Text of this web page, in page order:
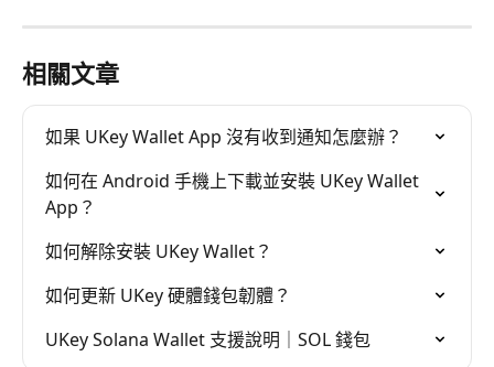
相關文章
如果 UKey Wallet App 沒有收到通知怎麼辦？
如何在 Android 手機上下載並安裝 UKey Wallet
App？
如何解除安裝 UKey Wallet？
如何更新 UKey 硬體錢包韌體？
UKey Solana Wallet 支援說明｜SOL 錢包